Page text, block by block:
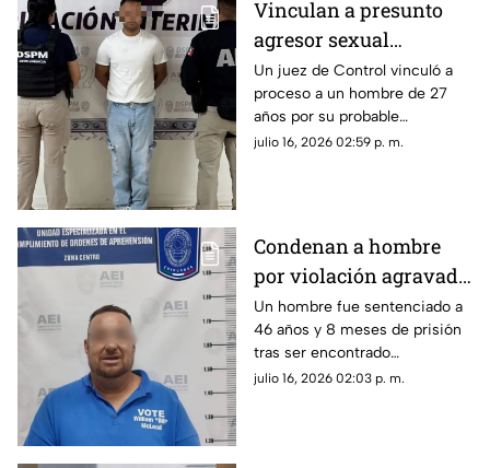
Vinculan a presunto
agresor sexual
investigado por
ataques contra cinco
mujeres en Chihuahua
Un juez de Control vinculó a
proceso a un hombre de 27
años por su probable
participación en diversos
julio 16, 2026 02:59 p. m.
Condenan a hombre
por violación agravada
contra una adolescente
en Chihuahua
Un hombre fue sentenciado a
46 años y 8 meses de prisión
tras ser encontrado
responsable del delito de
julio 16, 2026 02:03 p. m.